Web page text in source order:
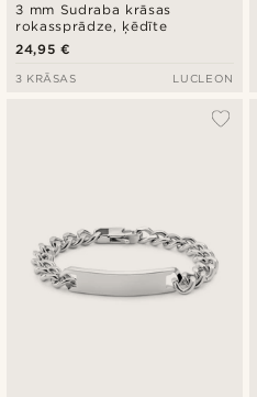
3 mm Sudraba krāsas
rokassprādze, ķēdīte
24,95 €
3 KRĀSAS LUCLEON